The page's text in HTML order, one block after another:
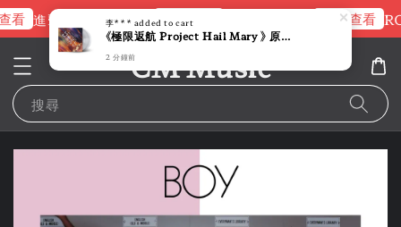
進擊的巨人片頭曲 立即查看 立即查看
CM Music
搜尋
李*** added to cart
《極限返航 Project Hail Mary 》 原聲帶【透明彩膠】 （黑膠唱片 LP）
2 分鐘前